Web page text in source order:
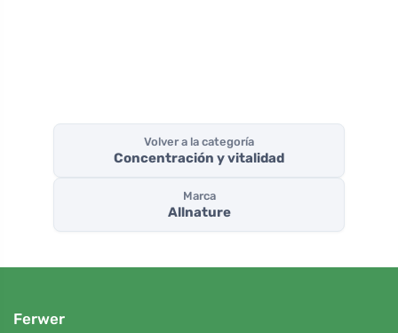
Volver a la categoría
Concentración y vitalidad
Marca
Allnature
Ferwer